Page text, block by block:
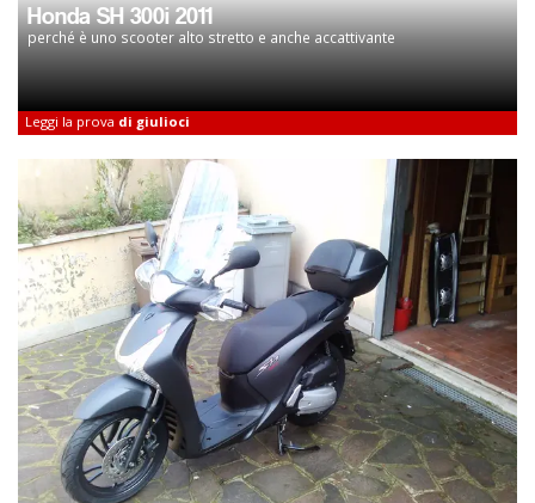
Honda SH 300i 2011
perché è uno scooter alto stretto e anche accattivante
Leggi la prova di giulioci